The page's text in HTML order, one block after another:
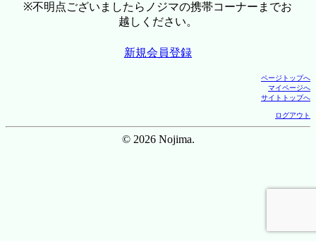
※不明点ございましたらノジマの携帯コーナーまでお
越しください。
新規会員登録
ページトップへ
マイページへ
サイトトップへ
ログアウト
© 2026 Nojima.